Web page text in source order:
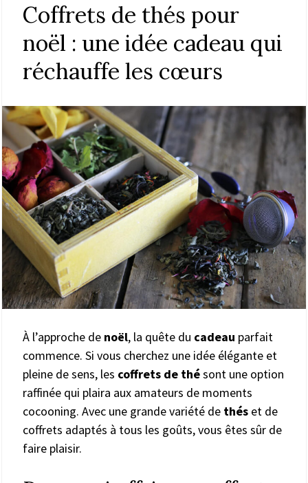
Coffrets de thés pour
noël : une idée cadeau qui
réchauffe les cœurs
À l’approche de noël, la quête du cadeau parfait
commence. Si vous cherchez une idée élégante et
pleine de sens, les coffrets de thésont une option
raffinée qui plaira aux amateurs de moments
cocooning. Avec une grande variété de thés et de
coffrets adaptés à tous les goûts, vous êtes sûr de
faire plaisir.